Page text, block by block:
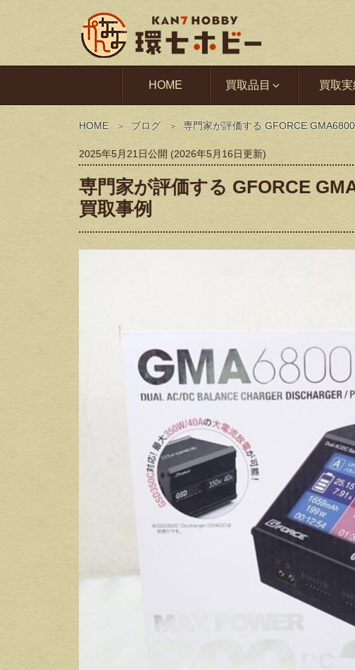
HOME 買取品目 買取実
HOME ブログ 専門家が評価する GFORCE
2025年5月21日公開 (2026年5月16日更新)
専門家が評価する GFORCE
買取事例